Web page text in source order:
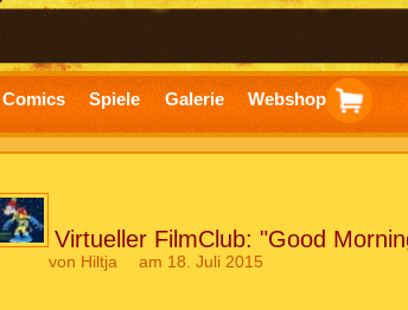
Comics Spiele Galerie Webshop
Virtueller FilmClub: "Good
von Hiltja am 18. Juli 2015